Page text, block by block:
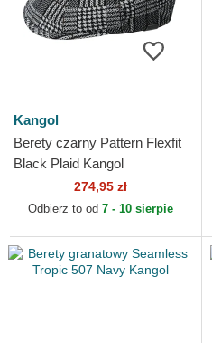
Kangol
Berety czarny Pattern Flexfit
Black Plaid Kangol
274,95 zł
Odbierz to od 7 - 10 sierpie